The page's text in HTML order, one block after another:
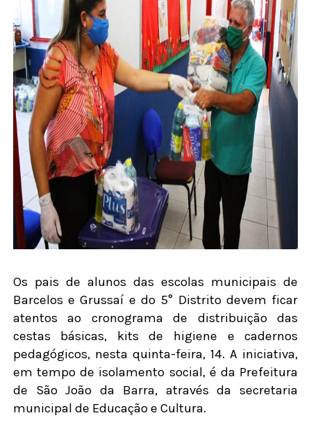
Os pais de alunos das escolas municipais de
Barcelos e Grussaí e do 5° Distrito devem ficar
atentos ao cronograma de distribuição das
cestas básicas, kits de higiene e cadernos
pedagógicos, nesta quinta-feira, 14. A iniciativa,
em tempo de isolamento social, é da Prefeitura
de São João da Barra, através da secretaria
municipal de Educação e Cultura.